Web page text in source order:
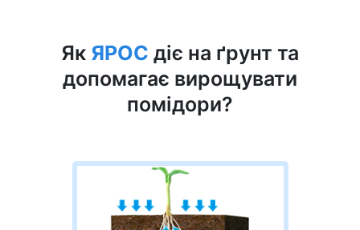
Як ЯРОС діє на ґрунт та
допомагає вирощувати
помідори?